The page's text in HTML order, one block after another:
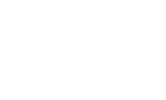
TẤU! VĂN TÌNH CẢM ƠN CÁC